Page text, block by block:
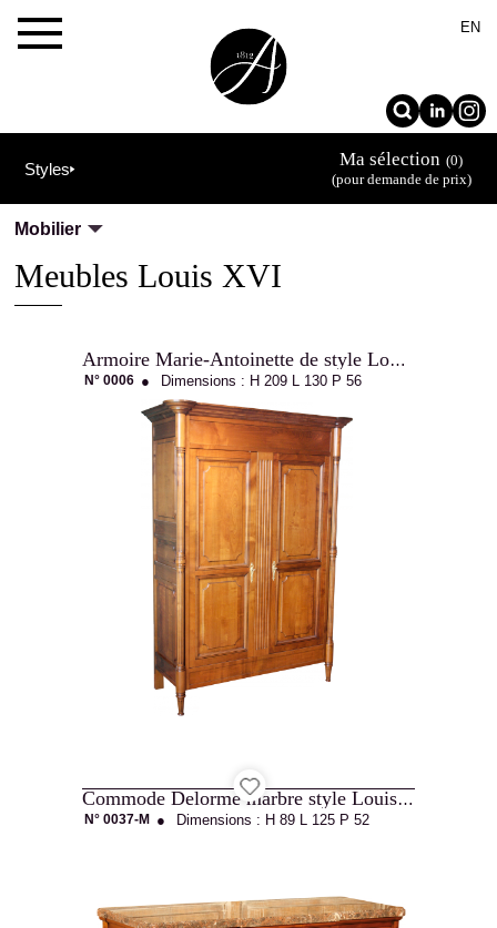
×
Maison
EN
Styles Ma sélection (0)
(pour demande de prix)
Mobilier
Meubles Louis XVI
Armoire Marie-Antoinette de style Louis XVI
N° 0006 ● Dimensions : H 209 L 130 P 56
Commode Delorme marbre style Louis XVI
N° 0037-M ● Dimensions : H 89 L 125 P 52